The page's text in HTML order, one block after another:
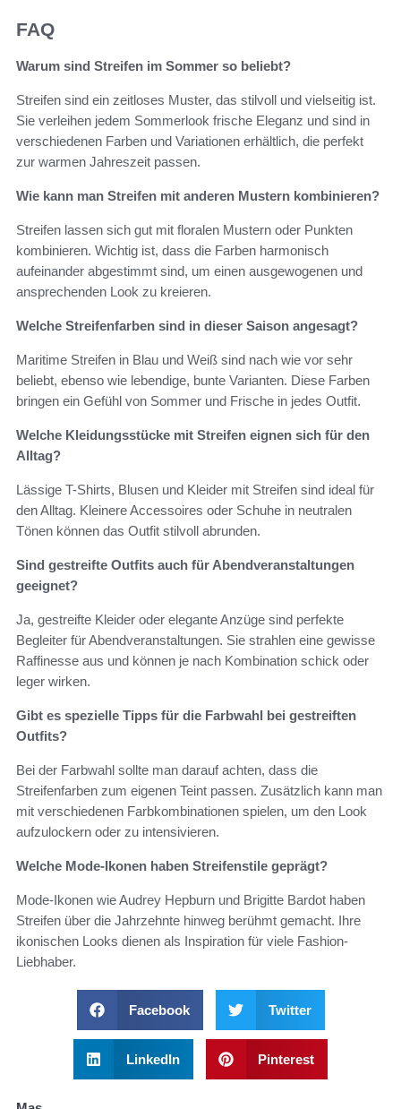
FAQ
Warum sind Streifen im Sommer so beliebt?
Streifen sind ein zeitloses Muster, das stilvoll und vielseitig ist.
Sie verleihen jedem Sommerlook frische Eleganz und sind in
verschiedenen Farben und Variationen erhältlich, die perfekt
zur warmen Jahreszeit passen.
Wie kann man Streifen mit anderen Mustern kombinieren?
Streifen lassen sich gut mit floralen Mustern oder Punkten
kombinieren. Wichtig ist, dass die Farben harmonisch
aufeinander abgestimmt sind, um einen ausgewogenen und
ansprechenden Look zu kreieren.
Welche Streifenfarben sind in dieser Saison angesagt?
Maritime Streifen in Blau und Weiß sind nach wie vor sehr
beliebt, ebenso wie lebendige, bunte Varianten. Diese Farben
bringen ein Gefühl von Sommer und Frische in jedes Outfit.
Welche Kleidungsstücke mit Streifen eignen sich für den
Alltag?
Lässige T-Shirts, Blusen und Kleider mit Streifen sind ideal für
den Alltag. Kleinere Accessoires oder Schuhe in neutralen
Tönen können das Outfit stilvoll abrunden.
Sind gestreifte Outfits auch für Abendveranstaltungen
geeignet?
Ja, gestreifte Kleider oder elegante Anzüge sind perfekte
Begleiter für Abendveranstaltungen. Sie strahlen eine gewisse
Raffinesse aus und können je nach Kombination schick oder
leger wirken.
Gibt es spezielle Tipps für die Farbwahl bei gestreiften
Outfits?
Bei der Farbwahl sollte man darauf achten, dass die
Streifenfarben zum eigenen Teint passen. Zusätzlich kann man
mit verschiedenen Farbkombinationen spielen, um den Look
aufzulockern oder zu intensivieren.
Welche Mode-Ikonen haben Streifenstile geprägt?
Mode-Ikonen wie Audrey Hepburn und Brigitte Bardot haben
Streifen über die Jahrzehnte hinweg berühmt gemacht. Ihre
ikonischen Looks dienen als Inspiration für viele Fashion-
Liebhaber.
Facebook Twitter
LinkedIn Pinterest